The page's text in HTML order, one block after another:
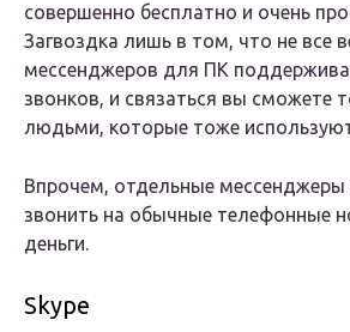
совершенно бесплатно и очень
Загвоздка лишь в том, что не все
мессенджеров для ПК
звонков, и связаться вы сможете
людьми, которые тоже
Впрочем, отдельные
звонить на обычные телефонные
деньги.
Skype